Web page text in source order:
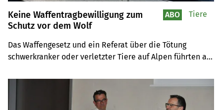
Keine Waffentragbewilligung zum
Schutz vor dem Wolf
Das Waffengesetz und ein Referat über die Tötung
schwerkranker oder verletzter Tiere auf Alpen führten an
ABO Tiere